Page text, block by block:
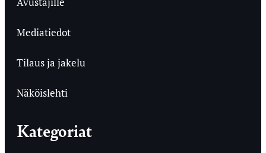
Mediatiedot
Tilaus ja jakelu
Näköislehti
Kategoriat